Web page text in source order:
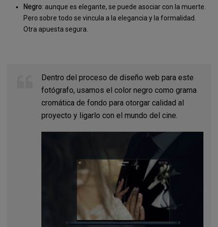
Negro: aunque es elegante, se puede asociar con la muerte.
Pero sobre todo se vincula a la elegancia y la formalidad.
Otra apuesta segura.
Dentro del proceso de diseño web para este
fotógrafo, usamos el color negro como grama
cromática de fondo para otorgar calidad al
proyecto y ligarlo con el mundo del cine.